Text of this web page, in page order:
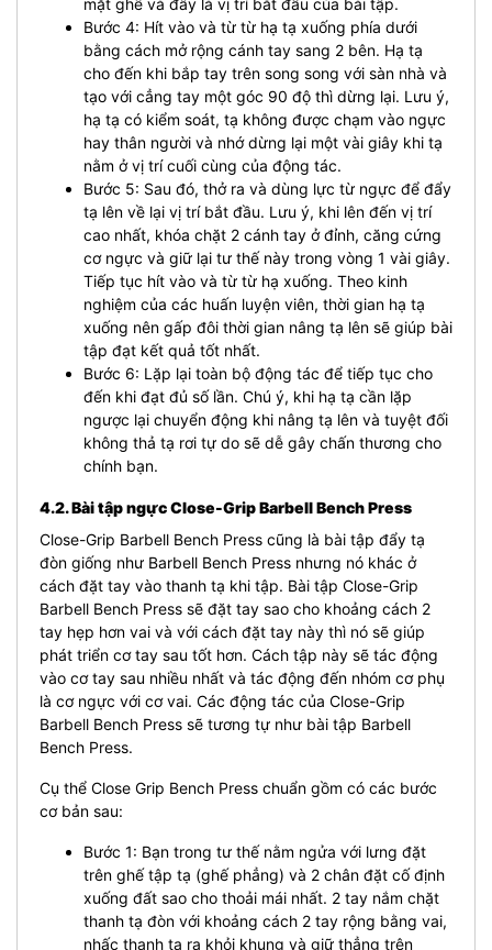
Bước 4: Hít vào và từ từ hạ tạ xuống phía dưới
bằng cách mở rộng cánh tay sang 2 bên. Hạ tạ
cho đến khi bắp tay trên song song với sàn nhà và
tạo với cẳng tay một góc 90 độ thì dừng lại. Lưu ý,
hạ tạ có kiểm soát, tạ không được chạm vào ngực
hay thân người và nhớ dừng lại một vài giây khi tạ
nằm ở vị trí cuối cùng của động tác.
Bước 5: Sau đó, thở ra và dùng lực từ ngực để đẩy
tạ lên về lại vị trí bắt đầu. Lưu ý, khi lên đến vị trí
cao nhất, khóa chặt 2 cánh tay ở đỉnh, căng cứng
cơ ngực và giữ lại tư thế này trong vòng 1 vài giây.
Tiếp tục hít vào và từ từ hạ xuống. Theo kinh
nghiệm của các huấn luyện viên, thời gian hạ tạ
xuống nên gấp đôi thời gian nâng tạ lên sẽ giúp bài
tập đạt kết quả tốt nhất.
Bước 6: Lặp lại toàn bộ động tác để tiếp tục cho
đến khi đạt đủ số lần. Chú ý, khi hạ tạ cần lặp
ngược lại chuyển động khi nâng tạ lên và tuyệt đối
không thả tạ rơi tự do sẽ dễ gây chấn thương cho
chính bạn.
4.2. Bài tập ngực Close-Grip Barbell Bench Press
Close-Grip Barbell Bench Press cũng là bài tập đẩy tạ
đòn giống như Barbell Bench Press nhưng nó khác ở
cách đặt tay vào thanh tạ khi tập. Bài tập Close-Grip
Barbell Bench Press sẽ đặt tay sao cho khoảng cách 2
tay hẹp hơn vai và với cách đặt tay này thì nó sẽ giúp
phát triển cơ tay sau tốt hơn. Cách tập này sẽ tác động
vào cơ tay sau nhiều nhất và tác động đến nhóm cơ phụ
là cơ ngực với cơ vai. Các động tác của Close-Grip
Barbell Bench Press sẽ tương tự như bài tập Barbell
Bench Press.
Cụ thể Close Grip Bench Press chuẩn gồm có các bước
cơ bản sau:
Bước 1: Bạn trong tư thế nằm ngửa với lưng đặt
trên ghế tập tạ (ghế phẳng) và 2 chân đặt cố định
xuống đất sao cho thoải mái nhất. 2 tay nắm chặt
thanh tạ đòn với khoảng cách 2 tay rộng bằng vai,
nhấc thanh tạ ra khỏi khung và giữ thẳng trên